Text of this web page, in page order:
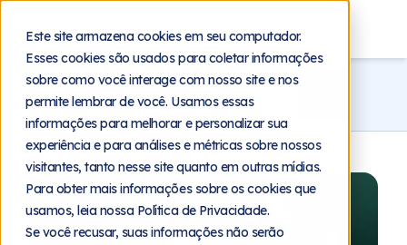
Este site armazena cookies em seu computador.
Esses cookies são usados para coletar informações
sobre como você interage com nosso site e nos
permite lembrar de você. Usamos essas
informações para melhorar e personalizar sua
experiência e para análises e métricas sobre nossos
visitantes, tanto nesse site quanto em outras mídias.
Para obter mais informações sobre os cookies que
usamos, leia nossa Política de Privacidade.
Se você recusar, suas informações não serão
Blog